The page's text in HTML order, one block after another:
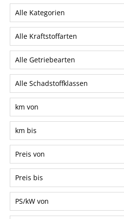
Alle Kategorien
Alle Kraftstoffarten
Alle Getriebearten
Alle Schadstoffklassen
km von
km bis
Preis von
Preis bis
PS/kW von